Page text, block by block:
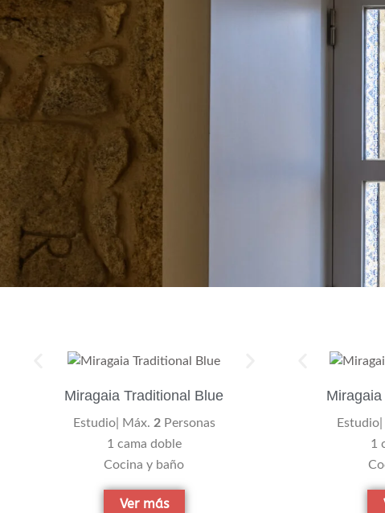
Miragaia Traditional Blue
Estudio| Máx. 2Personas
1 cama doble
Cocina y baño
Ver más
1